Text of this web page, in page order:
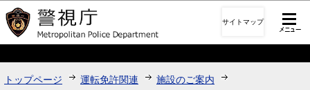
このページの本文へ移動
サイトマップ
トップページ 運転免許関連 施設のご案内